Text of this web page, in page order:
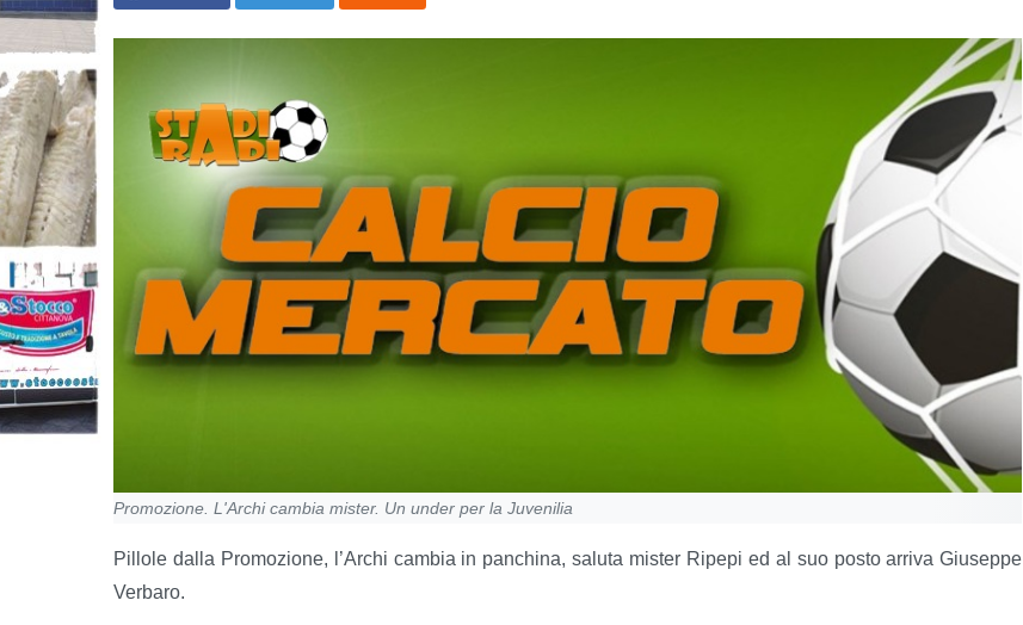
Promozione. L'Archi cambia mister. Un under per la Juvenilia
Pillole dalla Promozione, l’Archi cambia in panchina, saluta mister Ripepi ed al suo posto arriva Giuseppe
Verbaro.